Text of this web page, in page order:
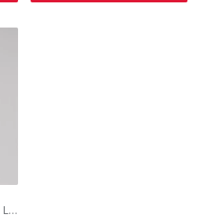
Trespass Piger Oskar Dyne Lilla